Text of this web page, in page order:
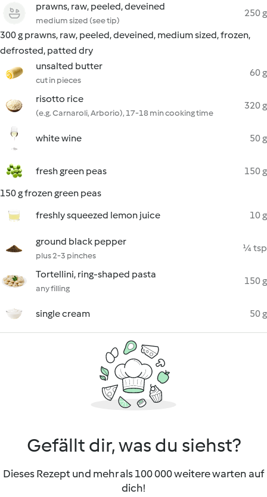
prawns, raw, peeled, deveined
medium sized (see tip)
250 g
300 g prawns, raw, peeled, deveined, medium sized, frozen,
defrosted, patted dry
unsalted butter
cut in pieces
60 g
risotto rice
(e.g. Carnaroli, Arborio), 17-18 min cooking time
320 g
white wine 50 g
fresh green peas
150 g
150 g frozen green peas
freshly squeezed lemon juice
10 g
ground black pepper
plus 2-3 pinches
¼ tsp
Tortellini, ring-shaped pasta
any filling
150 g
single cream 50 g
Gefällt dir, was du siehst?
Dieses Rezept und mehr als 100 000 weitere warten auf
dich!